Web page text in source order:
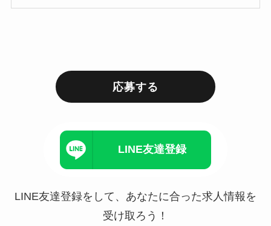
応募する
LINE友達登録
LINE友達登録をして、あなたに合った求人情報を
受け取ろう！